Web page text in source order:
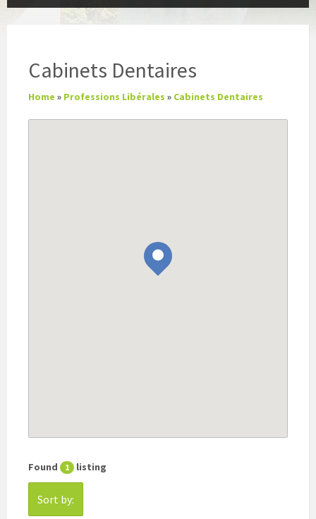
Cabinets Dentaires
Home » Professions Libérales » Cabinets Dentaires
Found 1 listing
Sort by: